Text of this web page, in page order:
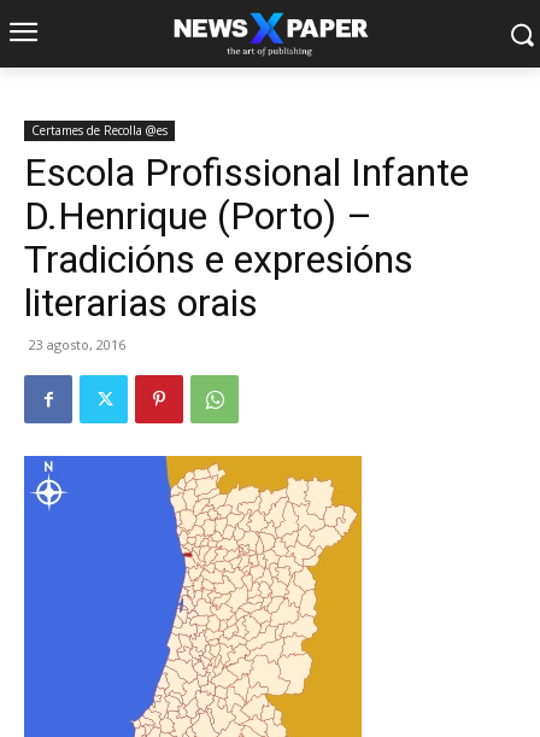
Certames de Recolla @es
Escola Profissional Infante
D.Henrique (Porto) –
Tradicións e expresións
literarias orais
23 agosto, 2016